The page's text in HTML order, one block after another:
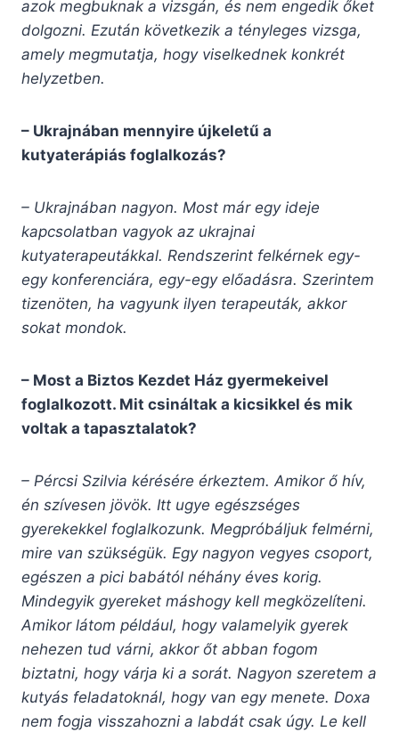
azok megbuknak a vizsgán, és nem engedik őket
dolgozni. Ezután következik a tényleges vizsga,
amely megmutatja, hogy viselkednek konkrét
helyzetben.
– Ukrajnában mennyire újkeletű a
kutyaterápiás foglalkozás?
– Ukrajnában nagyon. Most már egy ideje
kapcsolatban vagyok az ukrajnai
kutyaterapeutákkal. Rendszerint felkérnek egy-
egy konferenciára, egy-egy előadásra. Szerintem
tizenöten, ha vagyunk ilyen terapeuták, akkor
sokat mondok.
– Most a Biztos Kezdet Ház gyermekeivel
foglalkozott. Mit csináltak a kicsikkel és mik
voltak a tapasztalatok?
– Pércsi Szilvia kérésére érkeztem. Amikor ő hív,
én szívesen jövök. Itt ugye egészséges
gyerekekkel foglalkozunk. Megpróbáljuk felmérni,
mire van szükségük. Egy nagyon vegyes csoport,
egészen a pici babától néhány éves korig.
Mindegyik gyereket máshogy kell megközelíteni.
Amikor látom például, hogy valamelyik gyerek
nehezen tud várni, akkor őt abban fogom
biztatni, hogy várja ki a sorát. Nagyon szeretem a
kutyás feladatoknál, hogy van egy menete. Doxa
nem fogja visszahozni a labdát csak úgy. Le kell